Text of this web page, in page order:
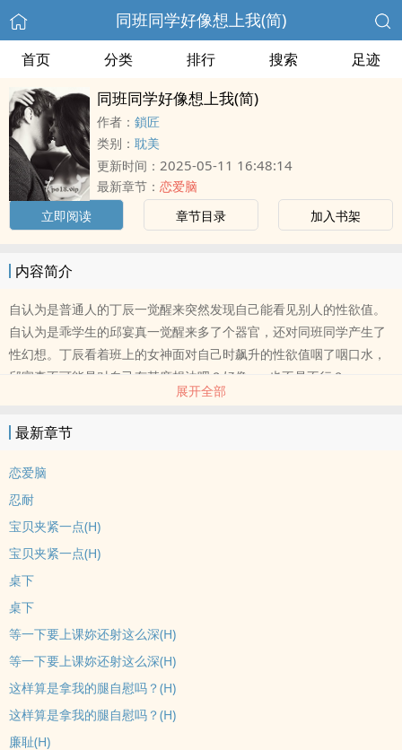
同班同学好像想上我(简)
首页 分类 排行 搜索 足迹
同班同学好像想上我(简)
作者： 鎖匠
类别： 耽美
更新时间： 2025-05-11 16:48:14
最新章节： 恋爱脑
立即阅读
章节目录 加入书架
内容简介
自认为是普通人的丁辰一觉醒来突然发现自己能看见别人的性欲值。
自认为是乖学生的邱宴真一觉醒来多了个器官，还对同班同学产生了
性幻想。丁辰看着班上的女神面对自己时飙升的性欲值咽了咽口水，
邱宴真不可能是对自己有甚麽想法吧？好像......也不是不行？
展开全部
最新章节
恋爱脑
忍耐
宝贝夹紧一点(H)
宝贝夹紧一点(H)
桌下
桌下
等一下要上课妳还射这么深(H)
等一下要上课妳还射这么深(H)
这样算是拿我的腿自慰吗？(H)
这样算是拿我的腿自慰吗？(H)
廉耻(H)